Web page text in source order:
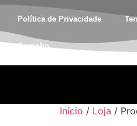
Política de Privacidade
Carrinho
Início / Loja /